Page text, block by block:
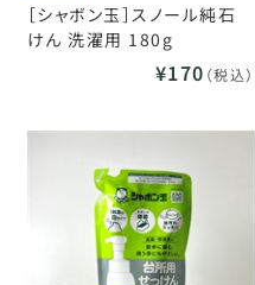
［シャボン玉］スノール純石
けん 洗濯用 180g
¥170 （税込）